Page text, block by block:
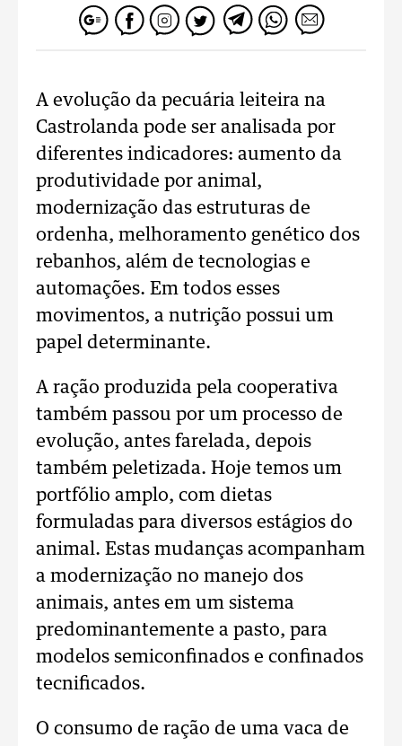
A evolução da pecuária leiteira na
Castrolanda pode ser analisada por
diferentes indicadores: aumento da
produtividade por animal,
modernização das estruturas de
ordenha, melhoramento genético dos
rebanhos, além de tecnologias e
automações. Em todos esses
movimentos, a nutrição possui um
papel determinante.
A ração produzida pela cooperativa
também passou por um processo de
evolução, antes farelada, depois
também peletizada. Hoje temos um
portfólio amplo, com dietas
formuladas para diversos estágios do
animal. Estas mudanças acompanham
a modernização no manejo dos
animais, antes em um sistema
predominantemente a pasto, para
modelos semiconfinados e confinados
tecnificados.
O consumo de ração de uma vaca de